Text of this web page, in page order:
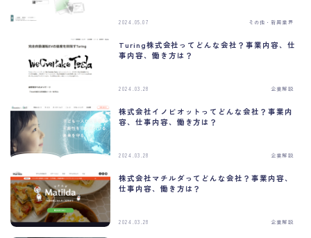
2024.05.07 その他・新興業界
Turing株式会社ってどんな会社？事業内容、仕
事内容、働き方は？
2024.03.28 企業解説
株式会社イノビオットってどんな会社？事業内
容、仕事内容、働き方は？
2024.03.28 企業解説
株式会社マチルダってどんな会社？事業内容、
仕事内容、働き方は？
2024.03.28 企業解説
d
l
このメッセージを今後表示しない